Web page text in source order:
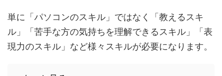
単に「パソコンのスキル」ではなく「教えるスキ
ル」「苦手な方の気持ちを理解できるスキル」「表
現力のスキル」など様々スキルが必要になります。